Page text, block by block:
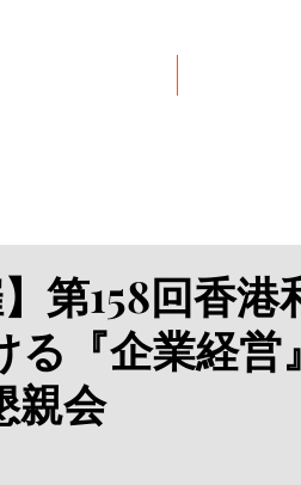
第158回香港
る『企業経営
親会